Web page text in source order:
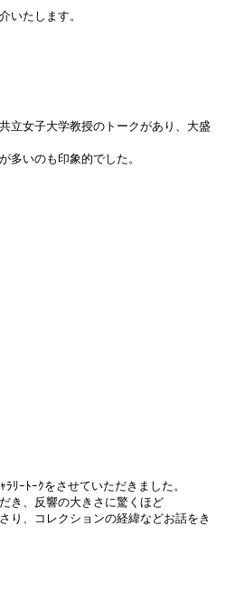
いたします。
立女子大学教授のトークがあり、大盛
多いのも印象的でした。
ﾘｰﾄｰｸをさせていただきました。
き、反響の大きさに驚くほど
り、コレクションの経緯などお話をき